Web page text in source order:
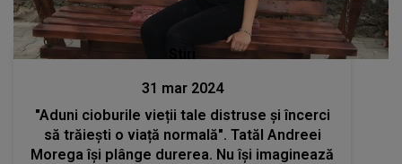
31 mar 2024
"Aduni cioburile vieții tale distruse și încerci
să trăiești o viață normală". Tatăl Andreei
Morega își plânge durerea. Nu își imaginează